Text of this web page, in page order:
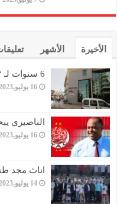
الأخيرة الأشهر
6 سنوات لـ “أجودان” تسلم 40 مليونا رشوة
16 يوليو,2023
الناصيري
16 يوليو,2023
اناث مجد
14 يوليو,2023